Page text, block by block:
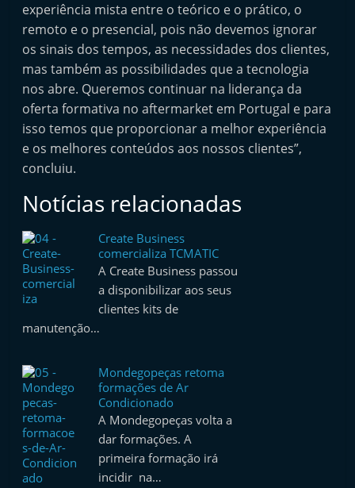
u
t
o
m
v
e
m
P
o
r
t
a
l
experiência mista entre o teórico e o prático, o
remoto e o presencial, pois não devemos ignorar
os sinais dos tempos, as necessidades dos clientes,
mas também as possibilidades que a tecnologia
nos abre. Queremos continuar na liderança da
oferta formativa no aftermarket em Portugal e para
isso temos que proporcionar a melhor experiência
e os melhores conteúdos aos nossos clientes”,
concluiu.
Notícias relacionadas
Create Business
comercializa TCMATIC
A Create Business passou
a disponibilizar aos seus
clientes kits de
manutenção…
Mondegopeças retoma
formações de Ar
Condicionado
A Mondegopeças volta a
dar formações. A
primeira formação irá
incidir na…